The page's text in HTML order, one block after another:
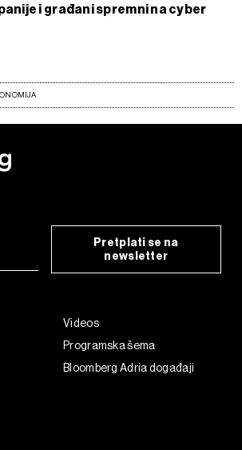
i građani spremni na cyber
Pretplati se na
newsletter
Videos
Programska šema
Bloomberg Adria događaji